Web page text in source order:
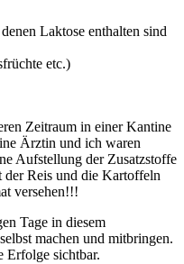
Laktose enthalten sind
etc.)
Zeitraum in einer Kantine
Ärztin und ich waren
Aufstellung der Zusatzstoffe
der Reis und die Kartoffeln
versehen!!!
Tage in diesem
machen und mitbringen.
Erfolge sichtbar.